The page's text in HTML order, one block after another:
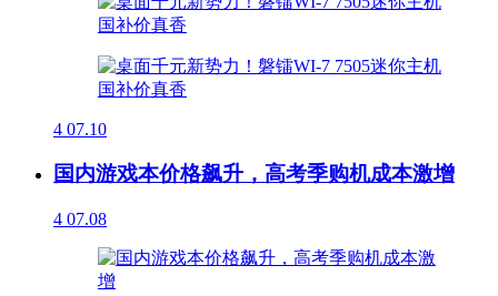
4 07.10
国内游戏本价格飙升，高考季购机成本激增
4 07.08